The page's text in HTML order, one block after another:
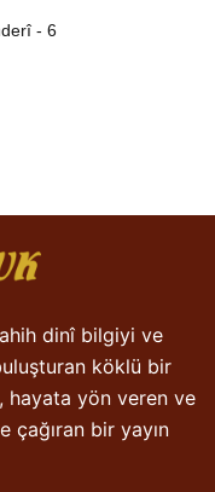
- 6
dinî bilgiyi ve
köklü bir
hayata yön veren ve
çağıran bir yayın